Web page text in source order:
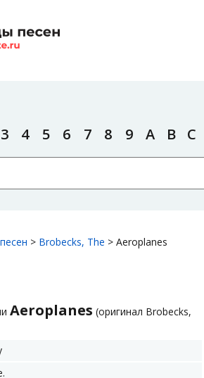
3 4 5 6 7 8 9 A B C
> Brobecks, The > Aeroplanes
Aeroplanes (оригинал Brobecks,